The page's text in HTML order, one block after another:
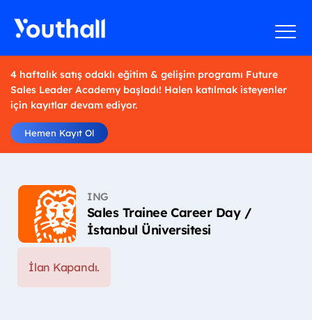
4 haftalık satış odaklı eğitim & gelişim programı Future
Sales Leader Academy başladı! Halen katılmak isteyenler
için kayıtlar devam ediyor.
Hemen Kayıt Ol
ING
Sales Trainee Career Day /
İstanbul Üniversitesi
İlan Kapandı.